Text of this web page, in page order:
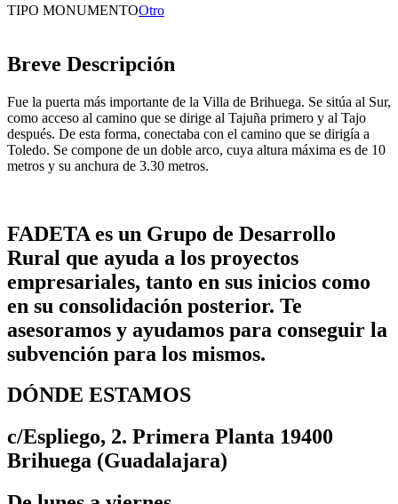
TIPO MONUMENTOOtro
Breve Descripción
Fue la puerta más importante de la Villa de Brihuega. Se sitúa al Sur,
como acceso al camino que se dirige al Tajuña primero y al Tajo
después. De esta forma, conectaba con el camino que se dirigía a
Toledo. Se compone de un doble arco, cuya altura máxima es de 10
metros y su anchura de 3.30 metros.
FADETA es un Grupo de Desarrollo
Rural que ayuda a los proyectos
empresariales, tanto en sus inicios como
en su consolidación posterior. Te
asesoramos y ayudamos para conseguir la
subvención para los mismos.
DÓNDE ESTAMOS
c/Espliego, 2. Primera Planta 19400
Brihuega (Guadalajara)